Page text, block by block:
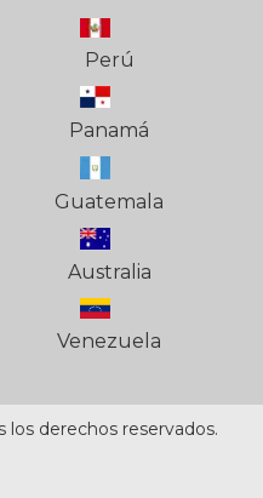
Perú
Panamá
Guatemala
Australia
Venezuela
los derechos reservados.